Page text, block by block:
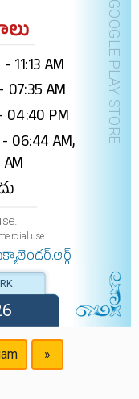
11:13 AM
07:35 AM
04:40 PM
06:44 AM,
use.
»